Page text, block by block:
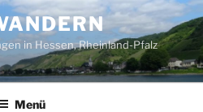
in Hessen, Rheinland-Pfalz
Menü